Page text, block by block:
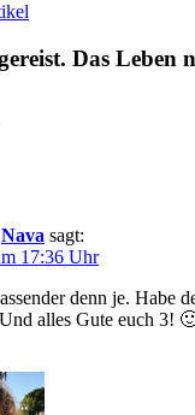
Das Leben
Nava sagt:
17:36 Uhr
denn je. Habe
alles Gute euch 3!